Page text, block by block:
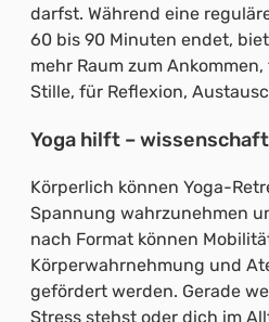
darfst. Während eine
60 bis 90 Minuten endet,
mehr Raum zum
Stille, für Reflexion,
Yoga hilft –
Körperlich können Yoga-
Spannung wahrzunehmen
nach Format können
Körperwahrnehmung und
gefördert werden. Gerade
Stress stehst oder dich im